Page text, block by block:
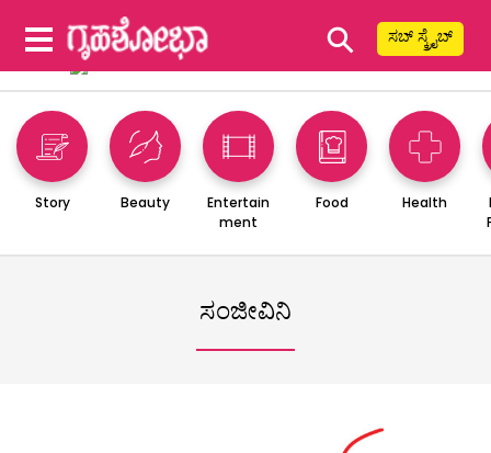
⚲ ಸಬ್ ಸ್ಕ್ರೈಬ್
Story Beauty
Entertain
ment
Food Health
ಸಂಜೀವಿನಿ